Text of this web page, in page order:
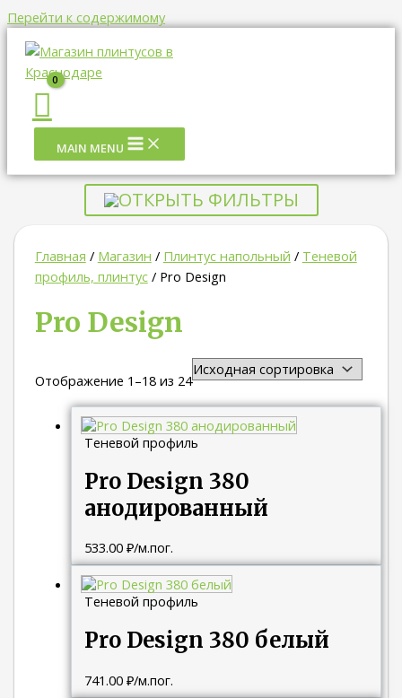
Перейти к содержимому
MAIN MENU
Главная / Магазин / Плинтус напольный / Теневой
профиль, плинтус/ Pro Design
Pro Design
Отображение 1–18 из 24
Теневой профиль
Pro Design 380
анодированный
533.00₽/м.пог.
Теневой профиль
Pro Design 380 белый
741.00₽/м.пог.
ОТКРЫТЬ ФИЛЬТРЫ